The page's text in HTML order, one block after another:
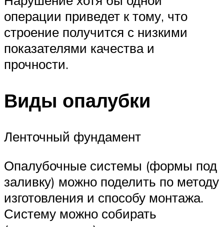
операции приведет к тому, что
строение получится с низкими
показателями качества и
прочности.
Виды опалубки
Ленточный фундамент
Опалубочные системы (формы под
заливку) можно поделить по методу
изготовления и способу монтажа.
Систему можно собирать